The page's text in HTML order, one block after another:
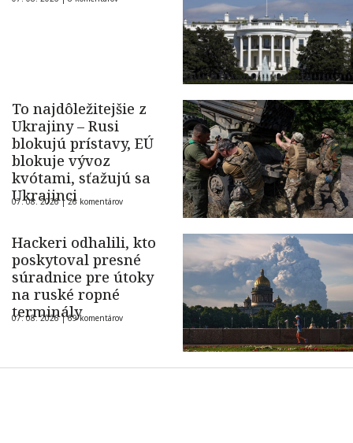
To najdôležitejšie z
Ukrajiny – Rusi
blokujú prístavy, EÚ
blokuje vývoz
kvótami, sťažujú sa
Ukrajinci
07. 08. 2026 |26 komentárov
Hackeri odhalili, kto
poskytoval presné
súradnice pre útoky
na ruské ropné
terminály
07. 08. 2026 |69 komentárov